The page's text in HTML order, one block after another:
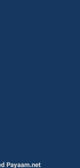
Copyright © 2023, All Rights Reserved Payaam.net